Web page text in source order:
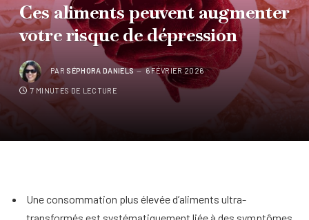
Ces aliments peuvent augmenter
votre risque de dépression
PAR SÉPHORA DANIELS 6 FÉVRIER 2026
7 MINUTES DE LECTURE
Une consommation plus élevée d’aliments ultra-
transformés est systématiquement liée à des symptômes